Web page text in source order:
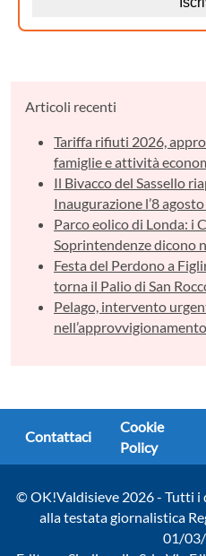
Articoli recenti
Tariffa rifiuti 2026,
famiglie e attività
Il Bivacco del Sassello
Inaugurazione l’8
Parco eolico di Londa: i
Soprintendenze dicono
Festa del Perdono a
torna il Palio di San
Pelago, intervento
Contattaci
Cookie
Policy
© OK!Valdisieve 2026 - Tutti
alla testata giornalistica
01/